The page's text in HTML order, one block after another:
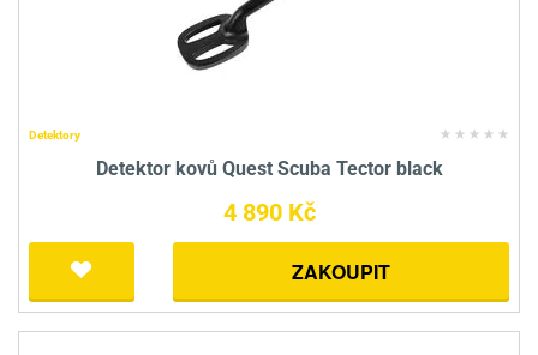
Detektory
Detektor kovů Quest Scuba Tector black
4 890 Kč
ZAKOUPIT